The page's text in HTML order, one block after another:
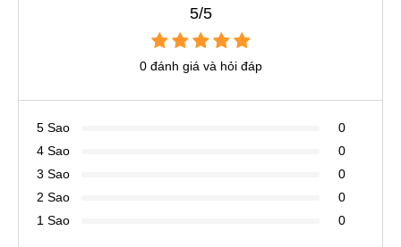
5/5
0 đánh giá và hỏi đáp
5 Sao
0
4 Sao
0
3 Sao
0
2 Sao
0
1 Sao
0